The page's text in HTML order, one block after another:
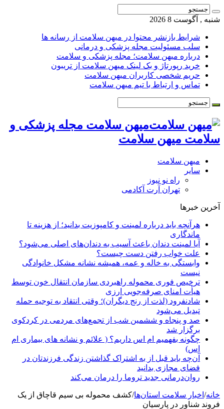
شنبه , آگوست 8 2026
شرایط بازنشر محتوا در میهن سلامت از رسانه ها
سلب مسئولیت مجله پزشکی و درمانی
درباره میهن سلامت؛ مجله پزشکی و سلامت
خرید رپورتاژ و بک لینک میهن سلامت از تریبون
حریم شخصی کاربران میهن سلامت
تماس و ارتباط با تیم میهن سلامت
میهن سلامت مجله پزشکی و
سلامت میهن سلامت
میهن سلامت
سایر
راه نو نیوز
تهران آرت آکادمی
آخرین خبرها
هرآنچه باید درباره لمینت و کامپوزیت بدانید؛ از هزینه تا
ماندگاری
آیا لمینت دندان باعث آسیب به دندان‌های اصلی می‌شود؟
علت خواب رفتن دست چیست؟
وابستگی به خاله و عمه، همیشه نشانه مشکل خانوادگی
نیست
ترخیص فوری محموله راهبردی سازمان انتقال خون توسط
هیأت امنای صرفه‌جویی ارزی
شادنفرود (لذت از رنج دیگران)؛ وقتی انتقاد به توجیه حمله
تبدیل می‌شود
صد و پنجاه‌ و ششمین شب از تجمع‌های مردمی در کردکوی
برگزار شد
چگونه بفهمیم ام اس داریم؟ ( علائم و نشانه های بیماری ام
اس)
آن‌چه باید قبل از به اشتراک گذاشتن زندگی فرزندتان در
فضای مجازی بدانید
روان‌درمانی جدید تروما را درمان می‌کند
خانه/ اخبار سلامت استان‌ها/کشف محموله بی سیم قاچاق از یک
فروند شناور در پارسیان